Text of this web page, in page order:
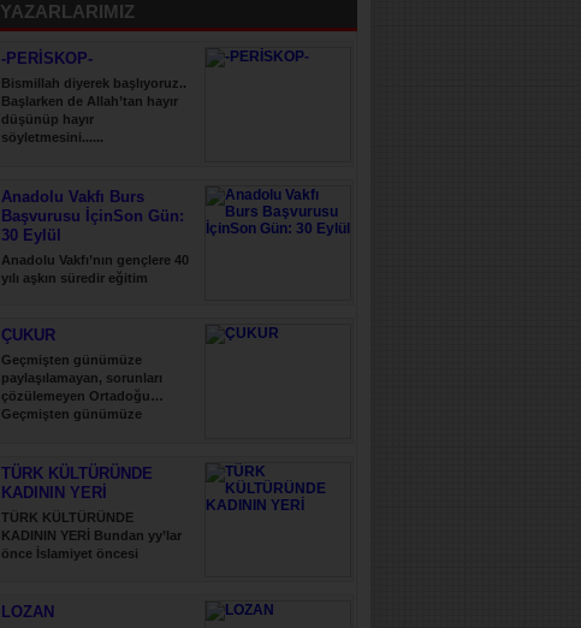
YAZARLARIMIZ
-PERİSKOP-
Bismillah diyerek başlıyoruz..
Başlarken de Allah’tan hayır
düşünüp hayır
söyletmesini......
Anadolu Vakfı Burs
Başvurusu İçinSon Gün:
30 Eylül
Anadolu Vakfı’nın gençlere 40
yılı aşkın süredir eğitim
ÇUKUR
Geçmişten günümüze
paylaşılamayan, sorunları
çözülemeyen Ortadoğu…
Geçmişten günümüze
TÜRK KÜLTÜRÜNDE
KADININ YERİ
TÜRK KÜLTÜRÜNDE
KADININ YERİ Bundan yy’lar
önce İslamiyet öncesi
LOZAN